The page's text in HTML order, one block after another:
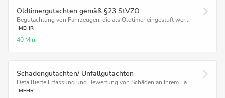
Oldtimergutachten gemäß §23 StVZO
Begutachtung von Fahrzeugen, die als Oldtimer eingestuft wer...
MEHR
40 Min.
Schadengutachten/ Unfallgutachten
Detaillierte Erfassung und Bewertung von Schäden an Ihrem Fa...
MEHR